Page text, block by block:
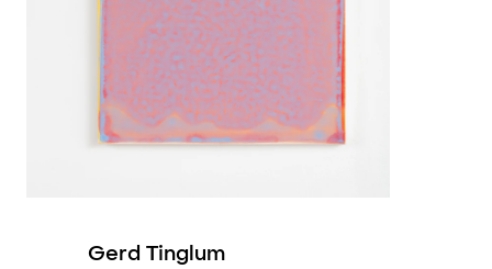
for Kunst, arkitektur og 2016
2010
Gerd Tinglum